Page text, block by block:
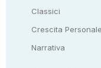
Classici
Crescita Personale
Narrativa